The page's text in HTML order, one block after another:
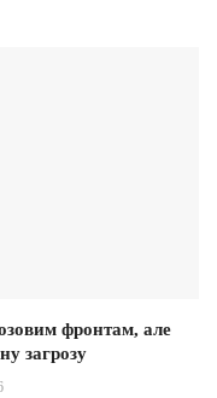
фронтам, але
загрозу